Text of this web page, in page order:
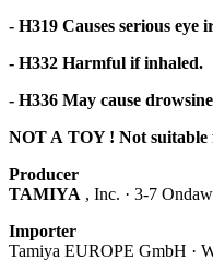
- H319 Causes serious eye
- H332 Harmful if inhaled.
- H336 May cause
NOT A TOY ! Not suitable
Producer
TAMIYA , Inc. · 3-7
Importer
Tamiya EUROPE GmbH ·